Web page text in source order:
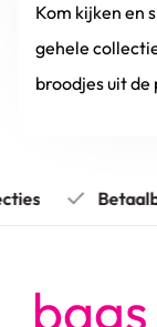
Kom kijken en
gehele
broodjes uit de